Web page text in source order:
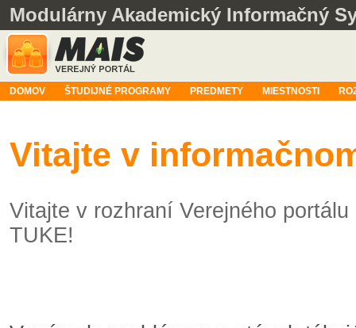
Modulárny Akademický Informačný
DOMOV ŠTUDIJNÉ PROGRAMY PREDMETY MIESTNOSTI
Vitajte v
Vitajte v rozhraní Verejného
TUKE!